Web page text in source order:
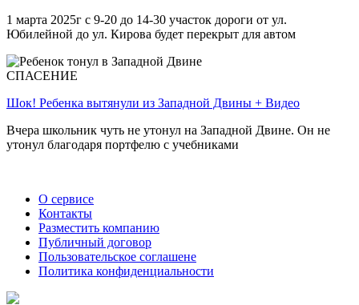
1 марта 2025г с 9-20 до 14-30 участок дороги от ул.
Юбилейной до ул. Кирова будет перекрыт для автом
СПАСЕНИЕ
Шок! Ребенка вытянули из Западной Двины + Видео
Вчера школьник чуть не утонул на Западной Двине. Он не
утонул благодаря портфелю с учебниками
О сервисе
Контакты
Разместить компанию
Публичный договор
Пользовательское соглашене
Политика конфиденциальности